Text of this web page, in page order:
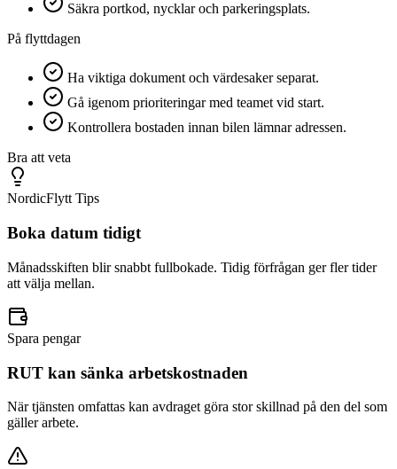
Säkra portkod, nycklar och parkeringsplats.
På flyttdagen
Ha viktiga dokument och värdesaker separat.
Gå igenom prioriteringar med teamet vid start.
Kontrollera bostaden innan bilen lämnar adressen.
Bra att veta
NordicFlytt Tips
Boka datum tidigt
Månadsskiften blir snabbt fullbokade. Tidig förfrågan ger fler tider
att välja mellan.
Spara pengar
RUT kan sänka arbetskostnaden
När tjänsten omfattas kan avdraget göra stor skillnad på den del som
gäller arbete.